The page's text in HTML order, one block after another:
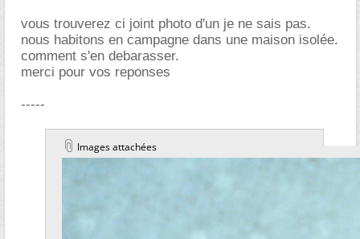
vous trouverez ci joint photo d'un je ne sais pas.
nous habitons en campagne dans une maison isolée.
comment s'en debarasser.
merci pour vos reponses
-----
Images attachées